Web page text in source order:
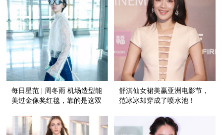
每日星范 | 周冬雨 机场造型能
美过金像奖红毯，靠的是这双
舒淇仙女裙美赢亚洲电影节，
范冰冰却穿成了喷水池！